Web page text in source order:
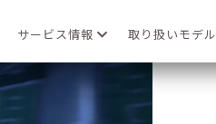
サービス情報 取り扱いモデル